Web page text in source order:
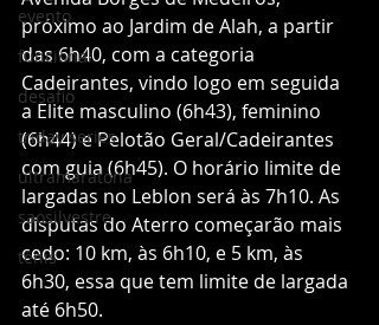
evento
funcional
desafio
triday series
ultramaratona
saosilvestre
tênis
próximo ao Jardim de Alah, a partir
das 6h40, com a categoria
Cadeirantes, vindo logo em seguida
a Elite masculino (6h43), feminino
(6h44) e Pelotão Geral/Cadeirantes
com guia (6h45). O horário limite de
largadas no Leblon será às 7h10. As
disputas do Aterro começarão mais
cedo: 10 km, às 6h10, e 5 km, às
6h30, essa que tem limite de largada
até 6h50.